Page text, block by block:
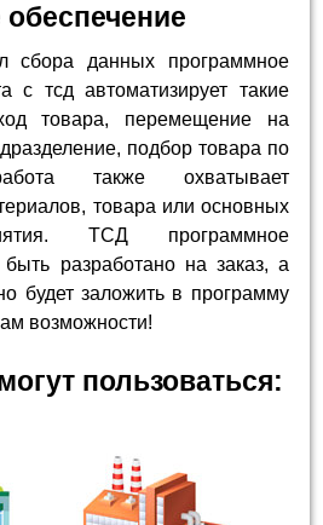
сбора данных программное
с тсд автоматизирует такие
товара, перемещение на
подбор товара по
также охватывает
товара или основных
ТСД программное
разработано на заказ, а
будет заложить в программу
возможности!
пользоваться: